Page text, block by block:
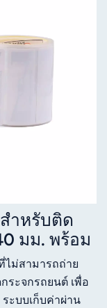
ำหรับติด
มม. พร้อม
ไม่สามารถถ่าย
ระจกรถยนต์ เพื่อ
ะบบเก็บค่าผ่าน